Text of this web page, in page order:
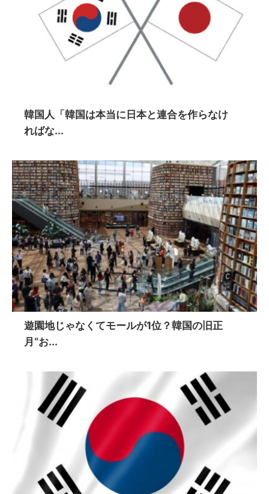
韓国人「韓国は本当に日本と連合を作らなけ
ればな...
遊園地じゃなくてモールが1位？韓国の旧正
月“お...